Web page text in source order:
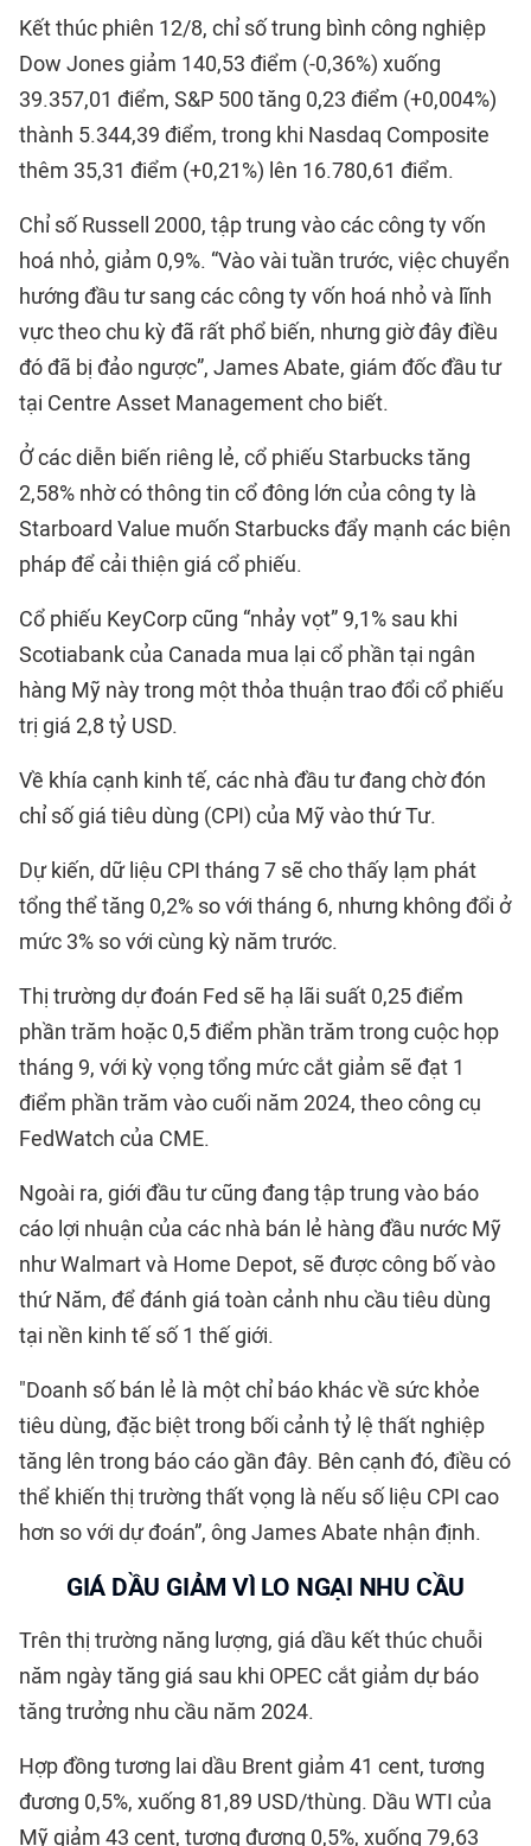
Kết thúc phiên 12/8, chỉ số trung bình công nghiệp
Dow Jones giảm 140,53 điểm (-0,36%) xuống
39.357,01 điểm, S&P 500 tăng 0,23 điểm (+0,004%)
thành 5.344,39 điểm, trong khi Nasdaq Composite
thêm 35,31 điểm (+0,21%) lên 16.780,61 điểm.
Chỉ số Russell 2000, tập trung vào các công ty vốn
hoá nhỏ, giảm 0,9%. “Vào vài tuần trước, việc chuyển
hướng đầu tư sang các công ty vốn hoá nhỏ và lĩnh
vực theo chu kỳ đã rất phổ biến, nhưng giờ đây điều
đó đã bị đảo ngược”, James Abate, giám đốc đầu tư
tại Centre Asset Management cho biết.
Ở các diễn biến riêng lẻ, cổ phiếu Starbucks tăng
2,58% nhờ có thông tin cổ đông lớn của công ty là
Starboard Value muốn Starbucks đẩy mạnh các biện
pháp để cải thiện giá cổ phiếu.
Cổ phiếu KeyCorp cũng “nhảy vọt” 9,1% sau khi
Scotiabank của Canada mua lại cổ phần tại ngân
hàng Mỹ này trong một thỏa thuận trao đổi cổ phiếu
trị giá 2,8 tỷ USD.
Về khía cạnh kinh tế, các nhà đầu tư đang chờ đón
chỉ số giá tiêu dùng (CPI) của Mỹ vào thứ Tư.
Dự kiến, dữ liệu CPI tháng 7 sẽ cho thấy lạm phát
tổng thể tăng 0,2% so với tháng 6, nhưng không đổi ở
mức 3% so với cùng kỳ năm trước.
Thị trường dự đoán Fed sẽ hạ lãi suất 0,25 điểm
phần trăm hoặc 0,5 điểm phần trăm trong cuộc họp
tháng 9, với kỳ vọng tổng mức cắt giảm sẽ đạt 1
điểm phần trăm vào cuối năm 2024, theo công cụ
FedWatch của CME.
Ngoài ra, giới đầu tư cũng đang tập trung vào báo
cáo lợi nhuận của các nhà bán lẻ hàng đầu nước Mỹ
như Walmart và Home Depot, sẽ được công bố vào
thứ Năm, để đánh giá toàn cảnh nhu cầu tiêu dùng
tại nền kinh tế số 1 thế giới.
"Doanh số bán lẻ là một chỉ báo khác về sức khỏe
tiêu dùng, đặc biệt trong bối cảnh tỷ lệ thất nghiệp
tăng lên trong báo cáo gần đây. Bên cạnh đó, điều có
thể khiến thị trường thất vọng là nếu số liệu CPI cao
hơn so với dự đoán”, ông James Abate nhận định.
GIÁ DẦU GIẢM VÌ LO NGẠI NHU CẦU
Trên thị trường năng lượng, giá dầu kết thúc chuỗi
năm ngày tăng giá sau khi OPEC cắt giảm dự báo
tăng trưởng nhu cầu năm 2024.
Hợp đồng tương lai dầu Brent giảm 41 cent, tương
đương 0,5%, xuống 81,89 USD/thùng. Dầu WTI của
Mỹ giảm 43 cent, tương đương 0,5%, xuống 79,63